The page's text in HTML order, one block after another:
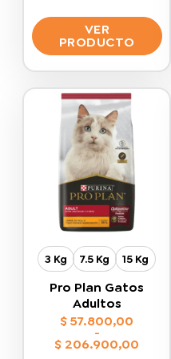
VER
PRODUCTO
tiene
múltiples
variantes.
Las
opciones
se
pueden
elegir
en
la
página
de
producto
3 Kg 7.5 Kg 15 Kg
Pro Plan Gatos
Adultos
$57.800,00
-
$ 206.900,00
Rango